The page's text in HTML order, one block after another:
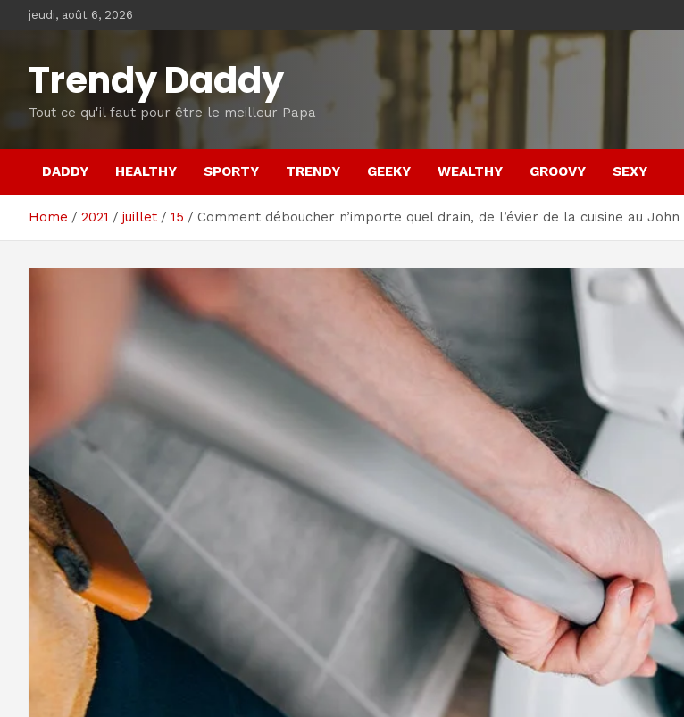
jeudi, août 6, 2026
Trendy Daddy
Tout ce qu'il faut pour être le meilleur Papa
DADDY HEALTHY SPORTY TRENDY GEEKY WEALTHY GROOVY SEXY
Home 2021 juillet 15 Comment déboucher n’importe quel drain, de l’évier de la cuisine au John